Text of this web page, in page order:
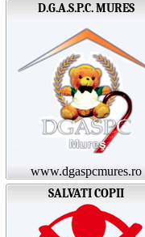
D.G.A.S.P.C. MURES
www.dgaspcmures.ro
SALVATI COPII